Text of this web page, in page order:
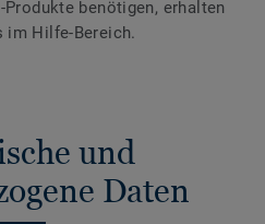
benötigen, erhalten
im Hilfe-Bereich.
und
Daten